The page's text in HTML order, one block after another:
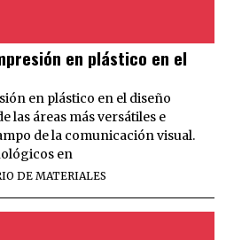
en plástico en el
en plástico en el diseño
las áreas más versátiles e
de la comunicación visual.
en
DE MATERIALES